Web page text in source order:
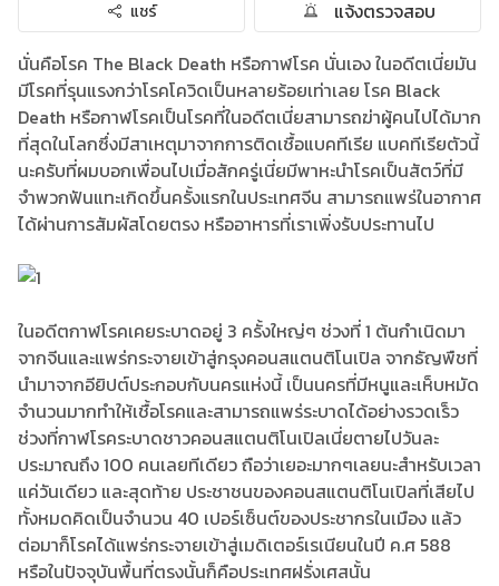
แชร์
แจ้งตรวจสอบ
นั่นคือโรค The Black Death หรือกาฬโรค นั่นเอง ในอดีตเนี่ยมัน
มีโรคที่รุนแรงกว่าโรคโควิดเป็นหลายร้อยเท่าเลย โรค Black
Death หรือกาฬโรคเป็นโรคที่ในอดีตเนี่ยสามารถฆ่าผู้คนไปได้มาก
ที่สุดในโลกซึ่งมีสาเหตุมาจากการติดเชื้อแบคทีเรีย แบคทีเรียตัวนี้
นะครับที่ผมบอกเพื่อนไปเมื่อสักครู่เนี่ยมีพาหะนำโรคเป็นสัตว์ที่มี
จำพวกฟันแทะเกิดขึ้นครั้งแรกในประเทศจีน สามารถแพร่ในอากาศ
ได้ผ่านการสัมผัสโดยตรง หรืออาหารที่เราเพิ่งรับประทานไป
ในอดีตกาฬโรคเคยระบาดอยู่ 3 ครั้งใหญ่ๆ ช่วงที่ 1 ต้นกำเนิดมา
จากจีนและแพร่กระจายเข้าสู่กรุงคอนสแตนติโนเปิล จากธัญพืชที่
นำมาจากอียิปต์ประกอบกับนครแห่งนี้ เป็นนครที่มีหนูและเห็บหมัด
จำนวนมากทำให้เชื้อโรคและสามารถแพร่ระบาดได้อย่างรวดเร็ว
ช่วงที่กาฬโรคระบาดชาวคอนสแตนติโนเปิลเนี่ยตายไปวันละ
ประมาณถึง 100 คนเลยทีเดียว ถือว่าเยอะมากๆเลยนะสำหรับเวลา
แค่วันเดียว และสุดท้าย ประชาชนของคอนสแตนติโนเปิลที่เสียไป
ทั้งหมดคิดเป็นจำนวน 40 เปอร์เซ็นต์ของประชากรในเมือง แล้ว
ต่อมาก็โรคได้แพร่กระจายเข้าสู่เมดิเตอร์เรเนียนในปี ค.ศ 588
หรือในปัจจุบันพื้นที่ตรงนั้นก็คือประเทศฝรั่งเศสนั้น